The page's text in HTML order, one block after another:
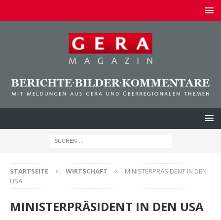
STARTSEITE WIRTSCHAFT
MINISTERPRÄSIDENT IN DEN
USA
MINISTERPRÄSIDENT IN DEN USA